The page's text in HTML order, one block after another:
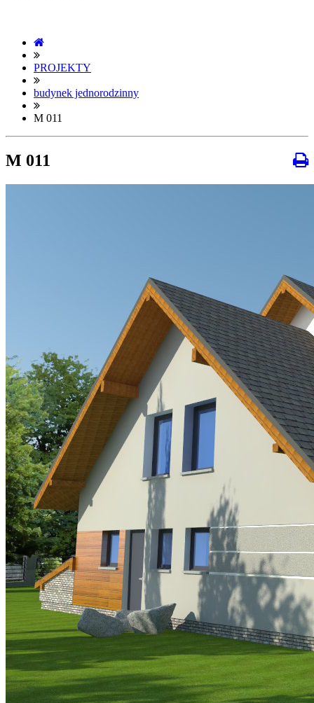
PROJEKTY
budynek jednorodzinny
M 011
M 011